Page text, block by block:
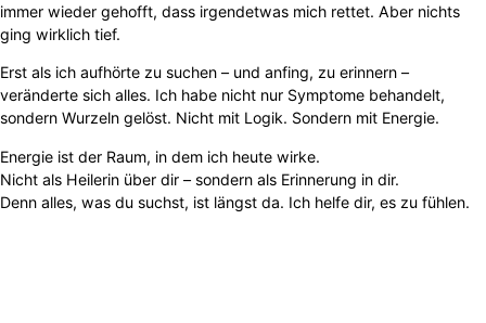
immer wieder gehofft, dass irgendetwas mich rettet. Aber nichts
ging wirklich tief.
Erst als ich aufhörte zu suchen – und anfing, zu erinnern –
veränderte sich alles. Ich habe nicht nur Symptome behandelt,
sondern Wurzeln gelöst. Nicht mit Logik. Sondern mit Energie.
Energie ist der Raum, in dem ich heute wirke.
Nicht als Heilerin über dir – sondern als Erinnerung in dir.
Denn alles, was du suchst, ist längst da. Ich helfe dir, es zu fühlen.